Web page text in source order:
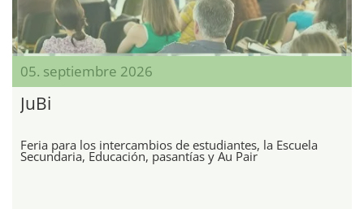
05. septiembre 2026
JuBi
Feria para los intercambios de estudiantes, la Escuela
Secundaria, Educación, pasantías y Au Pair